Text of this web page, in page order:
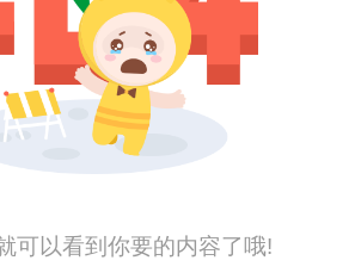
可以看到你要的内容了哦!